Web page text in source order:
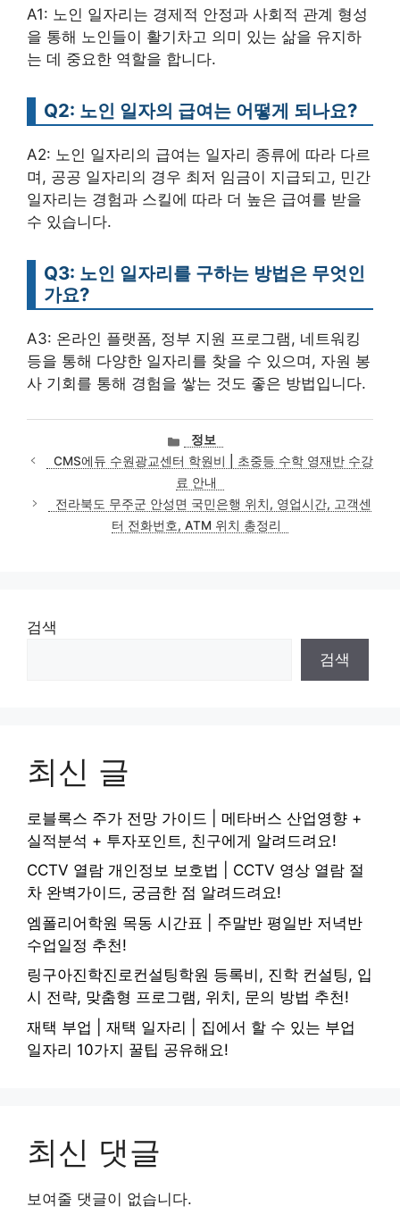
A1: 노인 일자리는 경제적 안정과 사회적 관계 형성
을 통해 노인들이 활기차고 의미 있는 삶을 유지하
는 데 중요한 역할을 합니다.
Q2: 노인 일자의 급여는 어떻게 되나요?
A2: 노인 일자리의 급여는 일자리 종류에 따라 다르
며, 공공 일자리의 경우 최저 임금이 지급되고, 민간
일자리는 경험과 스킬에 따라 더 높은 급여를 받을
수 있습니다.
Q3: 노인 일자리를 구하는 방법은 무엇인
가요?
A3: 온라인 플랫폼, 정부 지원 프로그램, 네트워킹
등을 통해 다양한 일자리를 찾을 수 있으며, 자원 봉
사 기회를 통해 경험을 쌓는 것도 좋은 방법입니다.
카
테
고
리
정보
CMS에듀 수원광교센터 학원비 | 초중등 수학 영재반 수강
료 안내
전라북도 무주군 안성면 국민은행 위치, 영업시간, 고객센
터 전화번호, ATM 위치 총정리
검색
검색
최신 글
로블록스 주가 전망 가이드 | 메타버스 산업영향 +
실적분석 + 투자포인트, 친구에게 알려드려요!
CCTV 열람 개인정보 보호법 | CCTV 영상 열람 절
차 완벽가이드, 궁금한 점 알려드려요!
엠폴리어학원 목동 시간표 | 주말반 평일반 저녁반
수업일정 추천!
링구아진학진로컨설팅학원 등록비, 진학 컨설팅, 입
시 전략, 맞춤형 프로그램, 위치, 문의 방법 추천!
재택 부업 | 재택 일자리 | 집에서 할 수 있는 부업
일자리 10가지 꿀팁 공유해요!
최신 댓글
보여줄 댓글이 없습니다.